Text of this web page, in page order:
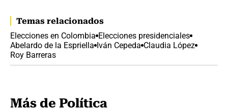
Temas relacionados
Elecciones en Colombia Elecciones presidenciales
Abelardo de la Espriella Iván Cepeda Claudia López
Roy Barreras
Más de Política